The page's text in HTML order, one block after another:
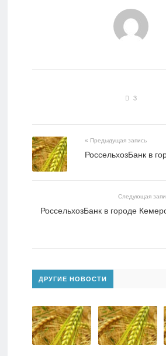
3
« Предыдущая запись
РоссельхозБанк в
Следующая
РоссельхозБанк в городе
ДРУГИЕ НОВОСТИ